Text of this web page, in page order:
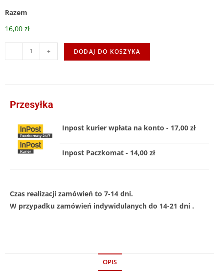
Razem
16,00 zł
- + DODAJ DO KOSZYKA
Przesyłka
Inpost kurier wpłata na konto - 17,00 zł
Inpost Paczkomat - 14,00 zł
Czas realizacji zamówień to 7-14 dni.
W przypadku zamówień indywidulanych do 14-21 dni .
OPIS